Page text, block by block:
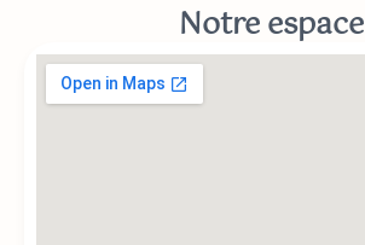
Notre espace